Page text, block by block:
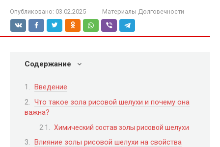
Опубликовано: 03.02.2025 Материалы Долговечности
Содержание
Введение
Что такое зола рисовой шелухи и почему она
важна?
Химический состав золы рисовой шелухи
Влияние золы рисовой шелухи на свойства